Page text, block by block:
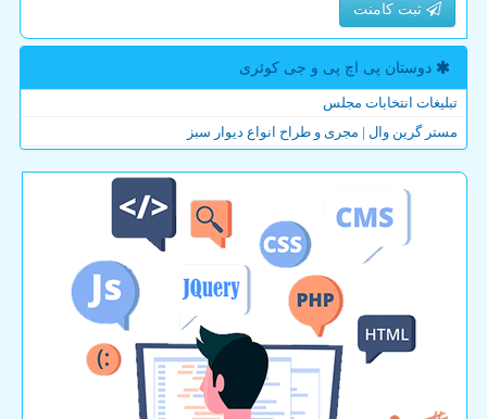
ثبت کامنت
دوستان پی اچ پی و جی كوئری
تبلیغات انتخابات مجلس
مستر گرین وال | مجری و طراح انواع دیوار سبز